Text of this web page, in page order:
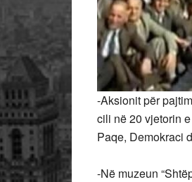
-Aksionit për
cili në 20 vjetorin
Paqe, Demokraci
-Në muzeun